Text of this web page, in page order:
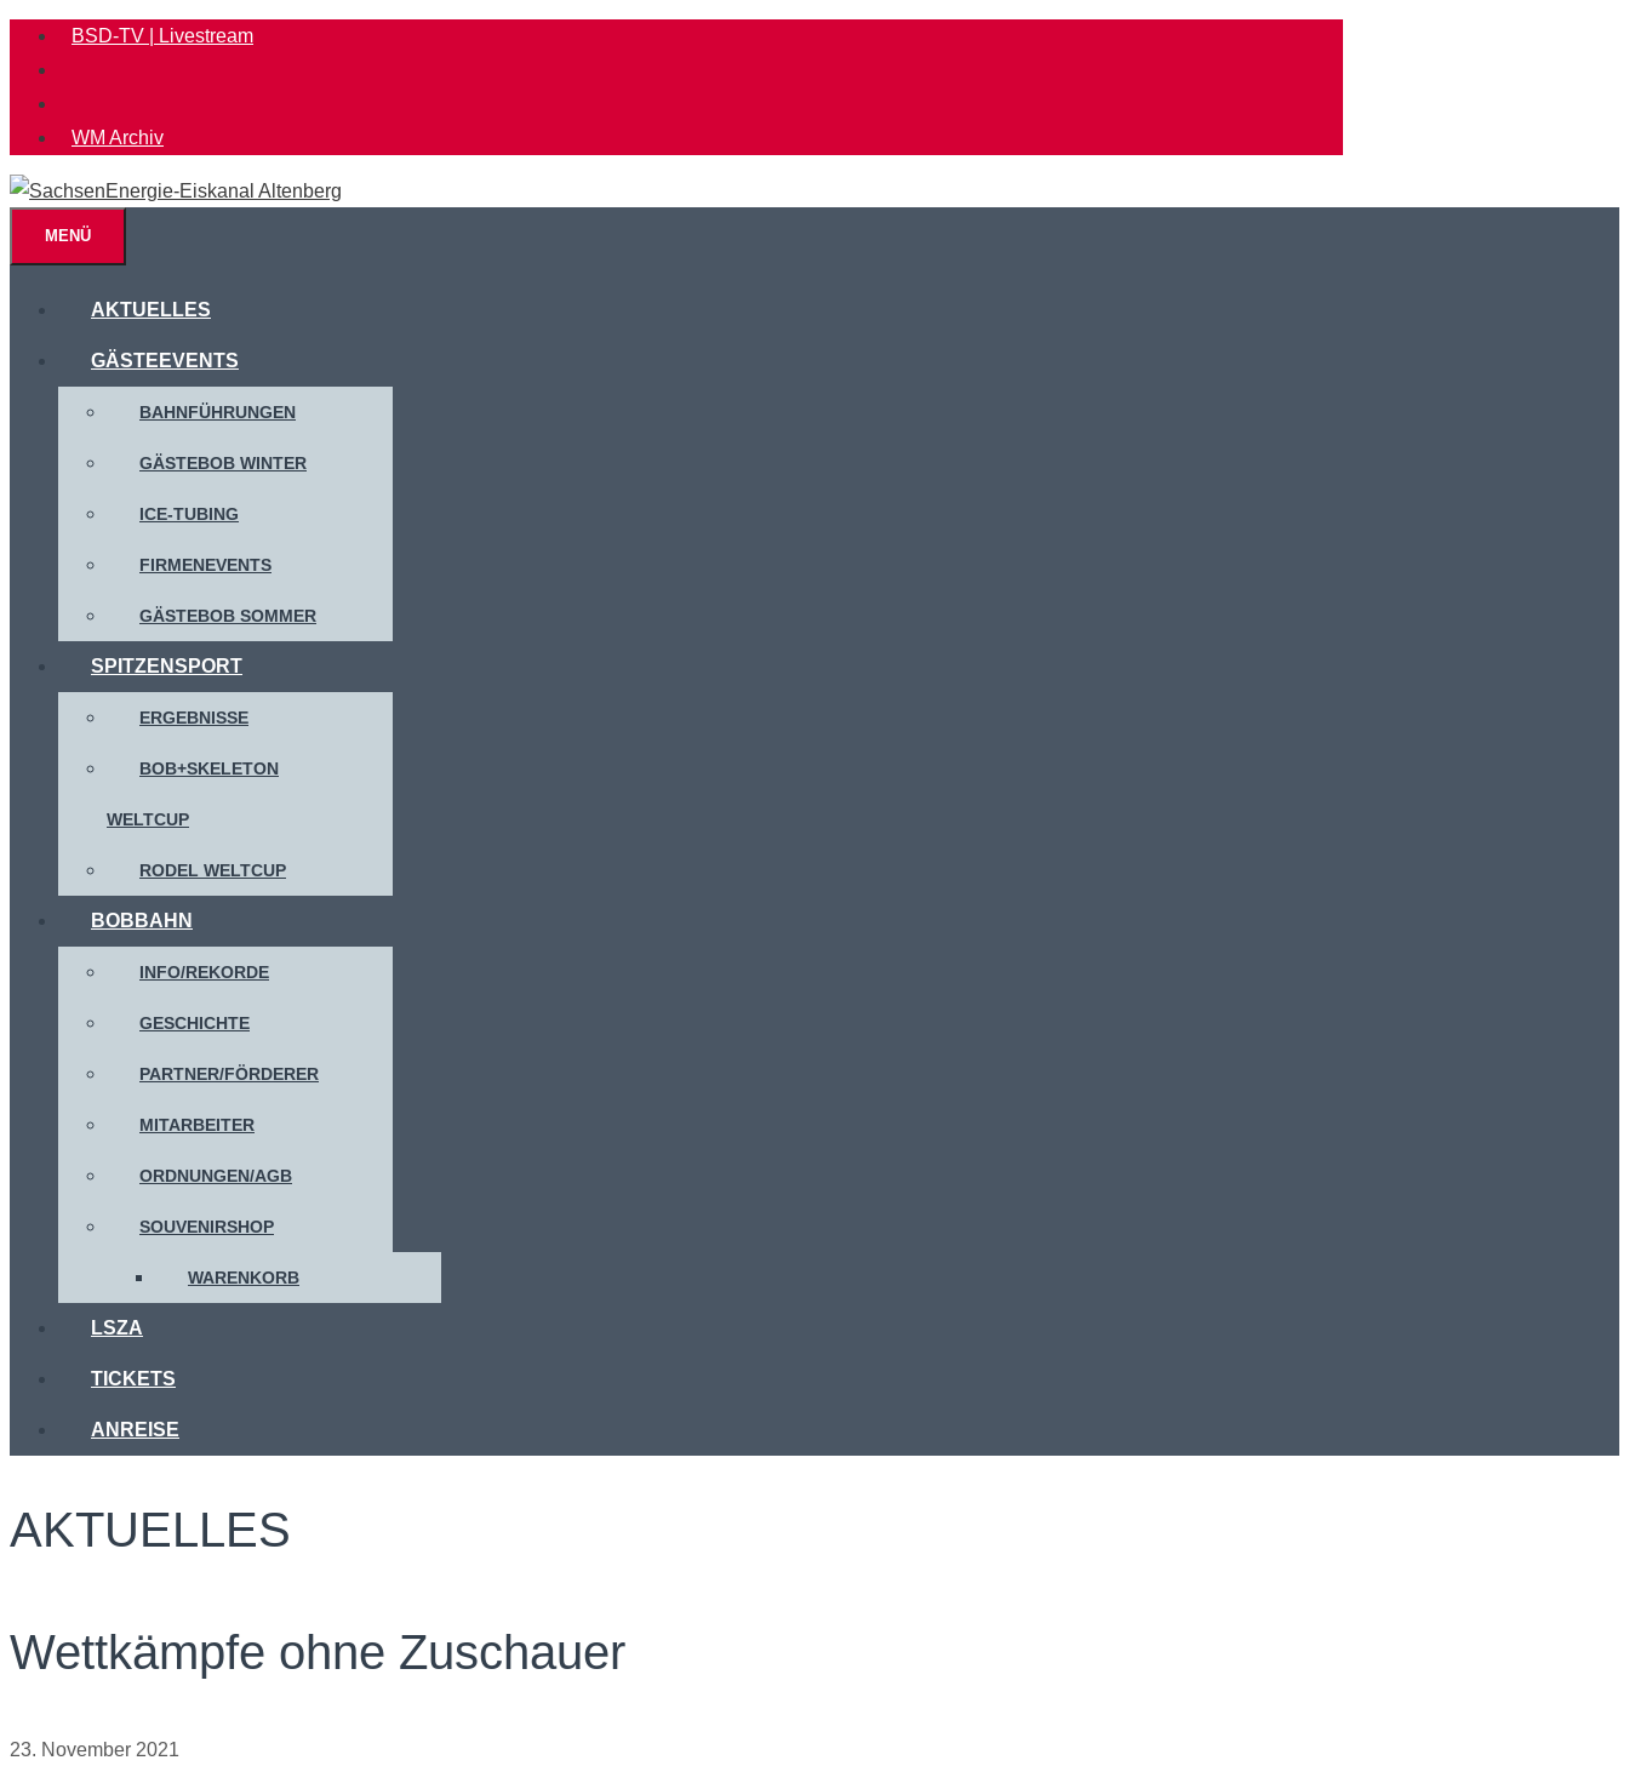
Zum
Inhalt
springen
BSD-TV | Livestream
WM Archiv
MENÜ
AKTUELLES
GÄSTEEVENTS
BAHNFÜHRUNGEN
GÄSTEBOB WINTER
ICE-TUBING
FIRMENEVENTS
GÄSTEBOB SOMMER
SPITZENSPORT
ERGEBNISSE
BOB+SKELETON
WELTCUP
RODEL WELTCUP
BOBBAHN
INFO/REKORDE
GESCHICHTE
PARTNER/FÖRDERER
MITARBEITER
ORDNUNGEN/AGB
SOUVENIRSHOP
WARENKORB
LSZA
TICKETS
ANREISE
AKTUELLES
Wettkämpfe ohne Zuschauer
23. November 2021